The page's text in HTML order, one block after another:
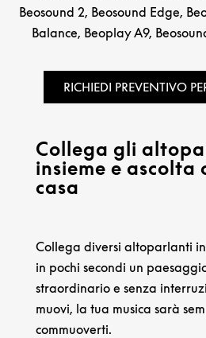
Beosound 2, Beosound Edge,
Balance, Beoplay A9,
RICHIEDI PREVENTIVO
Collega gli
insieme e ascolta
casa
Collega diversi altoparlanti
in pochi secondi un
straordinario e senza
muovi, la tua musica sarà
commuoverti.